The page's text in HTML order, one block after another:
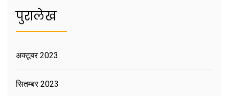
पुरालेख
अक्टूबर 2023
सितम्बर 2023